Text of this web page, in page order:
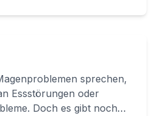
sprechen,
Essstörungen oder
Doch es gibt noch